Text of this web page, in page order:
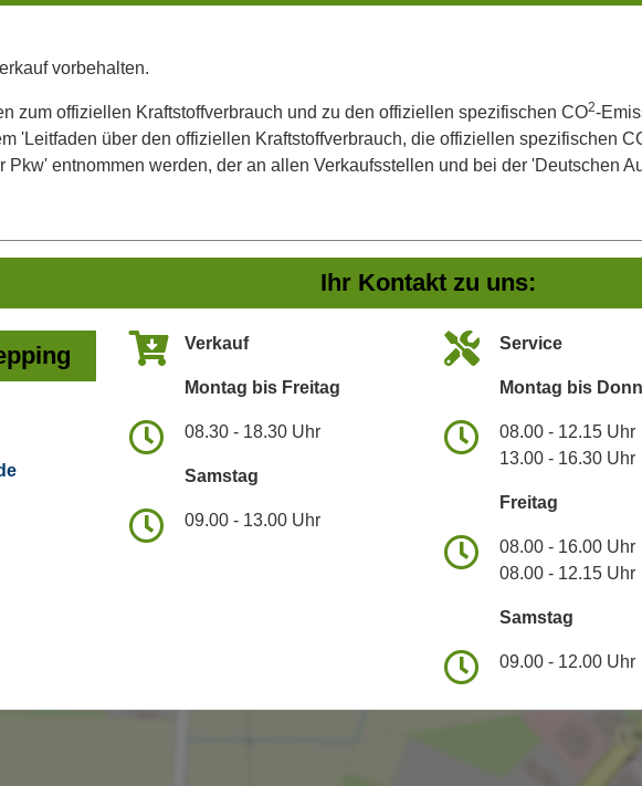
vorbehalten.
zum offiziellen Kraftstoffverbrauch und zu den offiziellen spezifischen CO2-
'Leitfaden über den offiziellen Kraftstoffverbrauch, die offiziellen spezifischen
Pkw' entnommen werden, der an allen Verkaufsstellen und bei der 'Deutschen
Ihr Kontakt zu uns:
Verkauf
Montag bis Freitag
08.30 - 18.30 Uhr
Samstag
09.00 - 13.00 Uhr
Service
Montag bis
08.00 - 12.15 Uhr
13.00 - 16.30 Uhr
Freitag
08.00 - 16.00 Uhr
08.00 - 12.15 Uhr
Samstag
09.00 - 12.00 Uhr